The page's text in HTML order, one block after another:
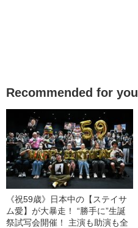
Recommended for you
《祝59歳》日本中の【ステイサ
ム愛】が大暴走！ “勝手に”生誕
祭試写会開催！ 主演も助演も全